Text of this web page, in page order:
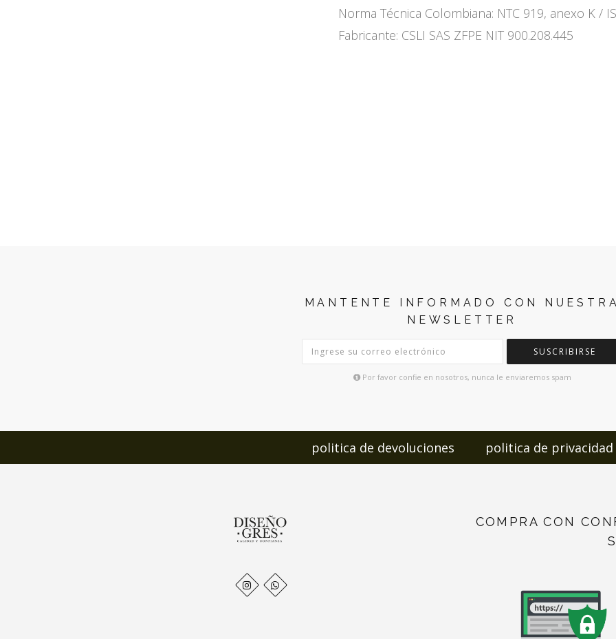
Norma Técnica Colombiana: NTC 919, anexo K /
Fabricante: CSLI SAS ZFPE NIT 900.208.445
MANTENTE INFORMADO CON
NEWSLETTER
SUSCRIBIRSE
Por favor confie en nosotros, nunca le enviaremos spam
politica de devoluciones politica de privacidad
COMPRA CON